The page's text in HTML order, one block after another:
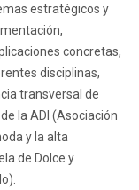
estratégicos y
concretas,
disciplinas,
transversal de
la ADI (Asociación
y la alta
de Dolce y